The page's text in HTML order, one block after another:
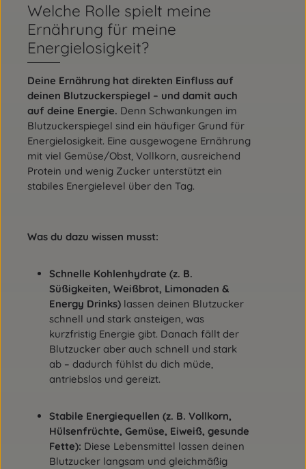
Welche Rolle spielt meine
Ernährung für meine
Energielosigkeit?
Deine Ernährung hat direkten Einfluss auf
deinen Blutzuckerspiegel – und damit auch
auf deine Energie. Denn Schwankungen im
Blutzuckerspiegel sind ein häufiger Grund für
Energielosigkeit. Eine ausgewogene Ernährung
mit viel Gemüse/Obst, Vollkorn, ausreichend
Protein und wenig Zucker unterstützt ein
stabiles Energielevel über den Tag.
Was du dazu wissen musst:
Schnelle Kohlenhydrate (z. B.
Süßigkeiten, Weißbrot, Limonaden &
Energy Drinks) lassen deinen Blutzucker
schnell und stark ansteigen, was
kurzfristig Energie gibt. Danach fällt der
Blutzucker aber auch schnell und stark
ab – dadurch fühlst du dich müde,
antriebslos und gereizt.
Stabile Energiequellen (z. B. Vollkorn,
Hülsenfrüchte, Gemüse, Eiweiß, gesunde
Fette): Diese Lebensmittel lassen deinen
Blutzucker langsam und gleichmäßig